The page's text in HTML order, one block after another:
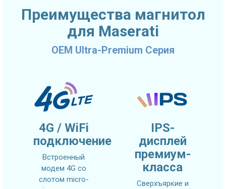
Преимущества магнитол
для Maserati
OEM Ultra-Premium Серия
4G / WiFi
подключение
Встроенный
модем 4G со
слотом micro-
IPS-
дисплей
премиум-
класса
Сверхъяркие и